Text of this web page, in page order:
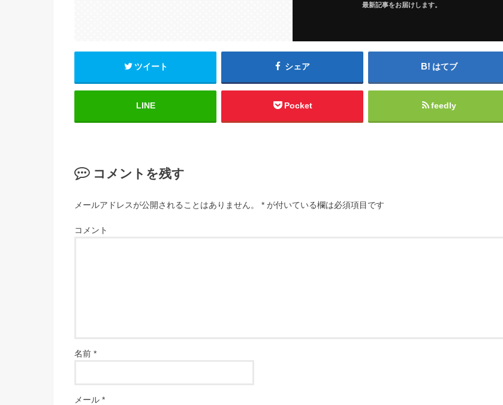
最新記事をお届けします。
ツイート シェア はてブ
LINE Pocket feedly
コメントを残す
メールアドレスが公開されることはありません。 * が付いている欄は必須項目です
コメント
名前 *
メール *